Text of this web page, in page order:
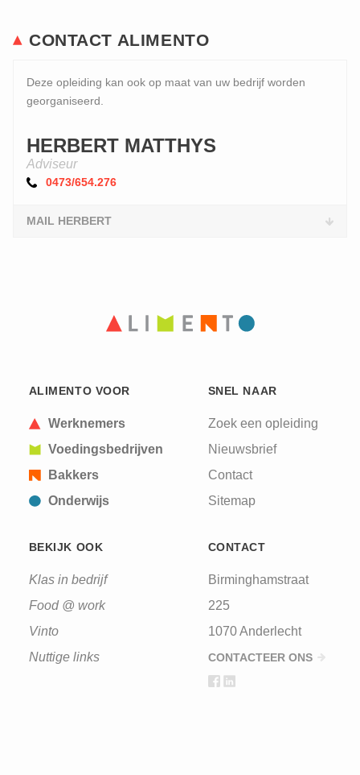
CONTACT ALIMENTO
Deze opleiding kan ook op maat van uw bedrijf worden
georganiseerd.
HERBERT MATTHYS
Adviseur
0473/654.276
MAIL HERBERT
ALIMENTO VOOR
Werknemers
Voedingsbedrijven
Bakkers
Onderwijs
SNEL NAAR
Zoek een opleiding
Nieuwsbrief
Contact
Sitemap
BEKIJK OOK
Klas in bedrijf
Food @ work
Vinto
Nuttige links
CONTACT
Birminghamstraat
225
1070 Anderlecht
CONTACTEER ONS